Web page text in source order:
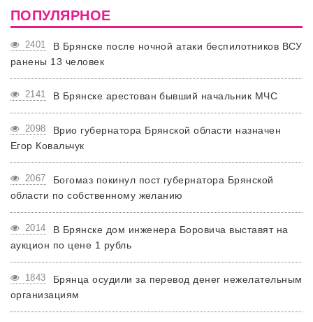
ПОПУЛЯРНОЕ
2401
В Брянске после ночной атаки беспилотников ВСУ
ранены 13 человек
2141 В Брянске арестован бывший начальник МЧС
2098
Врио губернатора Брянской области назначен
Егор Ковальчук
2067
Богомаз покинул пост губернатора Брянской
области по собственному желанию
2014
В Брянске дом инженера Боровича выставят на
аукцион по цене 1 рубль
1843
Брянца осудили за перевод денег нежелательным
организациям